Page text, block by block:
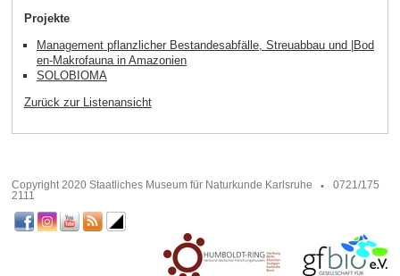
Projekte
Management pflanzlicher Bestandesabfälle, Streuabbau und |Bod
en-Makrofauna in Amazonien
SOLOBIOMA
Zurück zur Listenansicht
Copyright 2020 Staatliches Museum für Naturkunde Karlsruhe
0721/175
2111